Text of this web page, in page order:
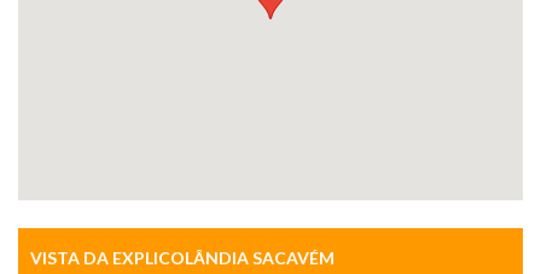
VISTA DA EXPLICOLÂNDIA SACAVÉM